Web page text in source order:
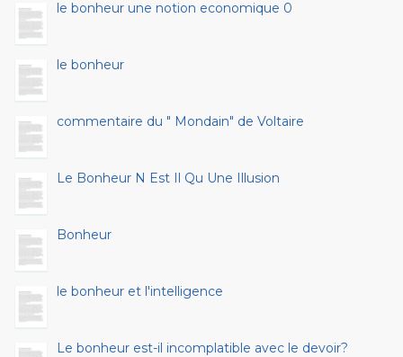
le bonheur une notion economique 0
le bonheur
commentaire du " Mondain" de Voltaire
Le Bonheur N Est Il Qu Une Illusion
Bonheur
le bonheur et l'intelligence
Le bonheur est-il incomplatible avec le devoir?